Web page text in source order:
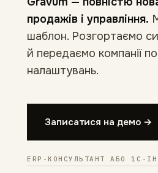
продажів і управління.
шаблон. Розгортаємо
й передаємо компанії
налаштувань.
Записатися на демо →
ERP-КОНСУЛЬТАНТ АБО 1С-